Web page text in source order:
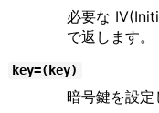
必要な
で返します。
key=(key)
暗号鍵を設定